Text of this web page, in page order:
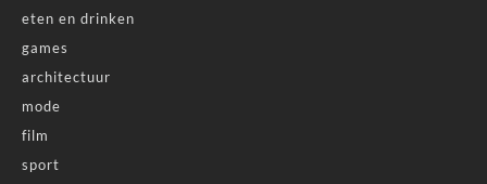
eten en drinken
games
architectuur
mode
film
sport